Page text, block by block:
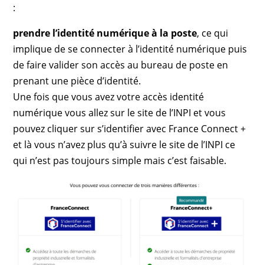
:
prendre l’identité numérique à la poste, ce qui
implique de se connecter à l’identité numérique puis
de faire valider son accès au bureau de poste en
prenant une pièce d’identité.
Une fois que vous avez votre accès identité
numérique vous allez sur le site de l’INPI et vous
pouvez cliquer sur s’identifier avec France Connect +
et là vous n’avez plus qu’à suivre le site de l’INPI ce
qui n’est pas toujours simple mais c’est faisable.